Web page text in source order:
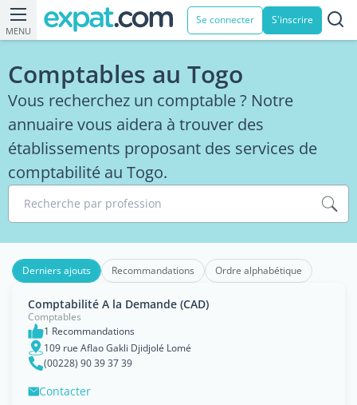
MENU
Se connecter S'inscrire
Comptables au Togo
Vous recherchez un comptable ? Notre
annuaire vous aidera à trouver des
établissements proposant des services de
comptabilité au Togo.
Recherche par profession
Derniers ajouts Recommandations Ordre alphabétique
Comptabilité A la Demande (CAD)
Comptables
1 Recommandations
109 rue Aflao Gakli Djidjolé Lomé
(00228) 90 39 37 39
Contacter